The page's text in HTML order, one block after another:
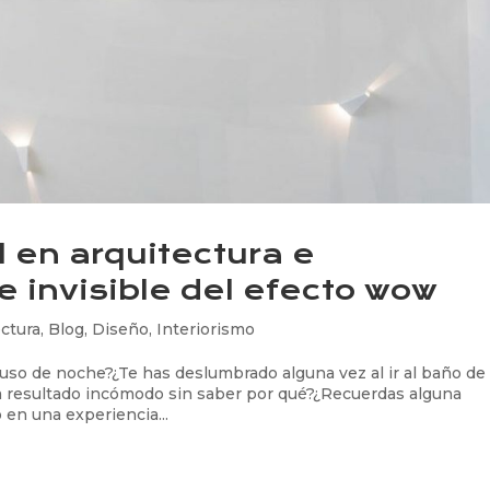
en arquitectura e
invisible del efecto wow
, Blog, Diseño, Interiorismo
de noche?¿Te has deslumbrado alguna vez al ir al baño de
incómodo sin saber por qué?¿Recuerdas alguna
una experiencia...